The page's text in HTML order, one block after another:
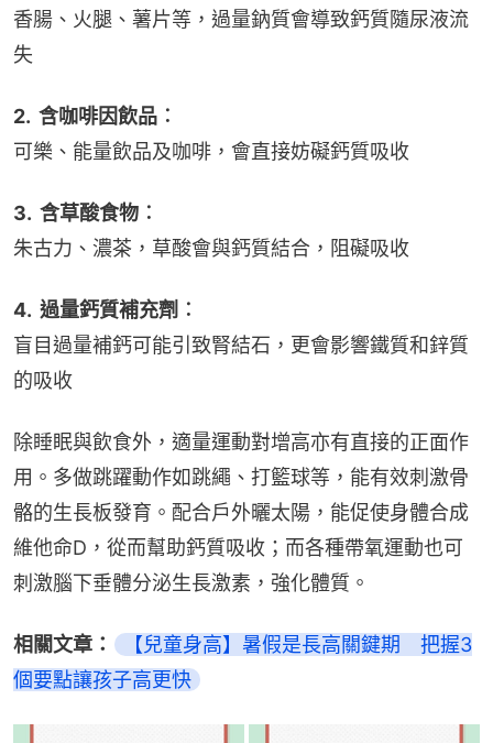
香腸、火腿、薯片等，過量鈉質會導致鈣質隨尿液流
失
2.  含咖啡因飲品︰
可樂、能量飲品及咖啡，會直接妨礙鈣質吸收
3.  含草酸食物︰
朱古力、濃茶，草酸會與鈣質結合，阻礙吸收
4.  過量鈣質補充劑︰
盲目過量補鈣可能引致腎結石，更會影響鐵質和鋅質
的吸收
除睡眠與飲食外，適量運動對增高亦有直接的正面作
用。多做跳躍動作如跳繩、打籃球等，能有效刺激骨
骼的生長板發育。配合戶外曬太陽，能促使身體合成
維他命D，從而幫助鈣質吸收；而各種帶氧運動也可
刺激腦下垂體分泌生長激素，強化體質。
相關文章：
【兒童身高】暑假是長高關鍵期　把握3
個要點讓孩子高更快